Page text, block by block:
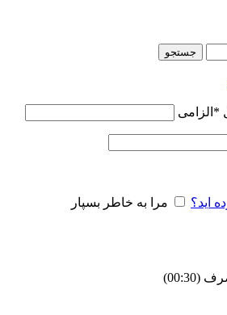
جستجو
* الزامی
اید؟ مرا به خاطر بسپار
(00:
30
)